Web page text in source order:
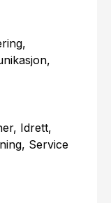
Idrett,
Service